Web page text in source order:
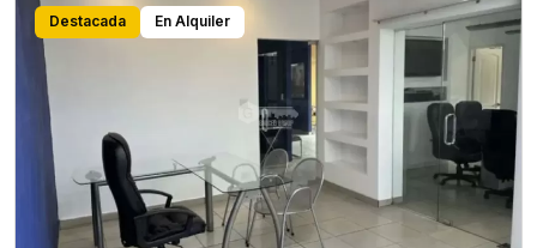
Destacada En Alquiler